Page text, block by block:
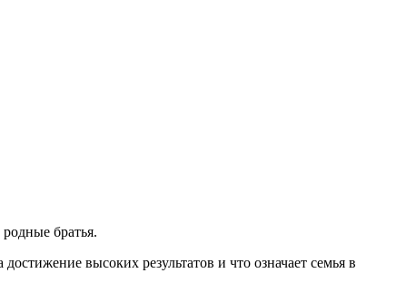
братья.
высоких результатов и что означает семья в